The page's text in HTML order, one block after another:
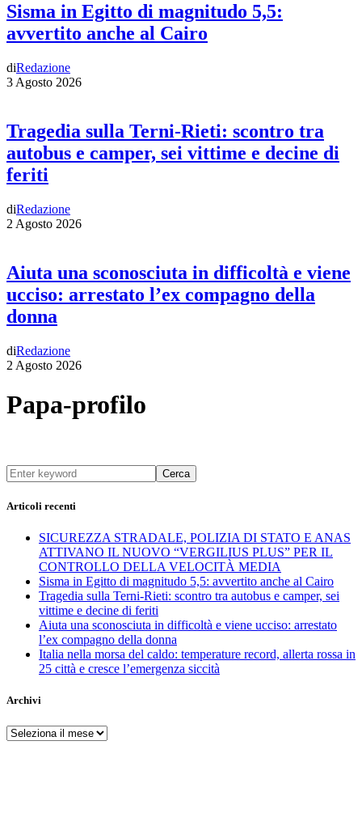
Sisma in Egitto di magnitudo 5,5:
avvertito anche al Cairo
diRedazione
3 Agosto 2026
Tragedia sulla Terni-Rieti: scontro tra
autobus e camper, sei vittime e decine di
feriti
diRedazione
2 Agosto 2026
Aiuta una sconosciuta in difficoltà e viene
ucciso: arrestato l’ex compagno della
donna
diRedazione
2 Agosto 2026
Papa-profilo
Cerca
Articoli recenti
SICUREZZA STRADALE, POLIZIA DI STATO E ANAS
ATTIVANO IL NUOVO “VERGILIUS PLUS” PER IL
CONTROLLO DELLA VELOCITÀ MEDIA
Sisma in Egitto di magnitudo 5,5: avvertito anche al Cairo
Tragedia sulla Terni-Rieti: scontro tra autobus e camper, sei
vittime e decine di feriti
Aiuta una sconosciuta in difficoltà e viene ucciso: arrestato
l’ex compagno della donna
Italia nella morsa del caldo: temperature record, allerta rossa in
25 città e cresce l’emergenza siccità
Archivi
Archivi